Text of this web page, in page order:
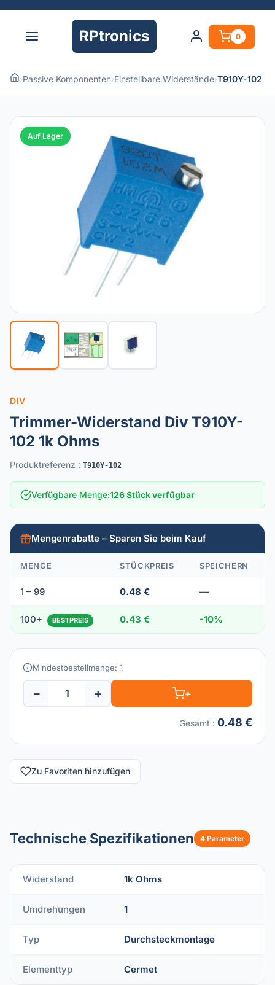
RPtronics 0
›Passive Komponenten›Einstellbare Widerstände›T910Y-102
Auf Lager
DIV
Trimmer-Widerstand Div T910Y-
102 1k Ohms
Produktreferenz : T910Y-102
Verfügbare Menge:126 Stück verfügbar
Mengenrabatte – Sparen Sie beim Kauf
MENGE STÜCKPREIS SPEICHERN
1 – 99 0.48 € —
100+ BESTPREIS 0.43 € -10%
Mindestbestellmenge: 1
− + +
Gesamt : 0.48 €
Zu Favoriten hinzufügen
Technische Spezifikationen 4 Parameter
Widerstand 1k Ohms
Umdrehungen 1
Typ Durchsteckmontage
Elementtyp Cermet